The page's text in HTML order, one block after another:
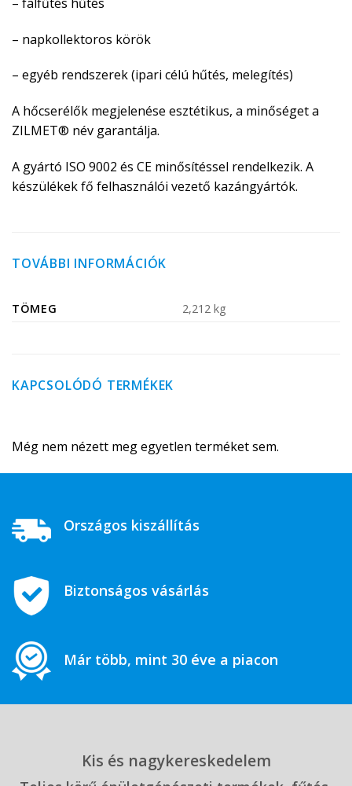
– napkollektoros körök
– egyéb rendszerek (ipari célú hűtés, melegítés)
A hőcserélők megjelenése esztétikus, a minőséget a
ZILMET® név garantálja.
A gyártó ISO 9002 és CE minősítéssel rendelkezik. A
készülékek fő felhasználói vezető kazángyártók.
TOVÁBBI INFORMÁCIÓK
TÖMEG 2,212 kg
KAPCSOLÓDÓ TERMÉKEK
Még nem nézett meg egyetlen terméket sem.
Országos kiszállítás
Biztonságos vásárlás
Már több, mint 30 éve a piacon
Kis és nagykereskedelem